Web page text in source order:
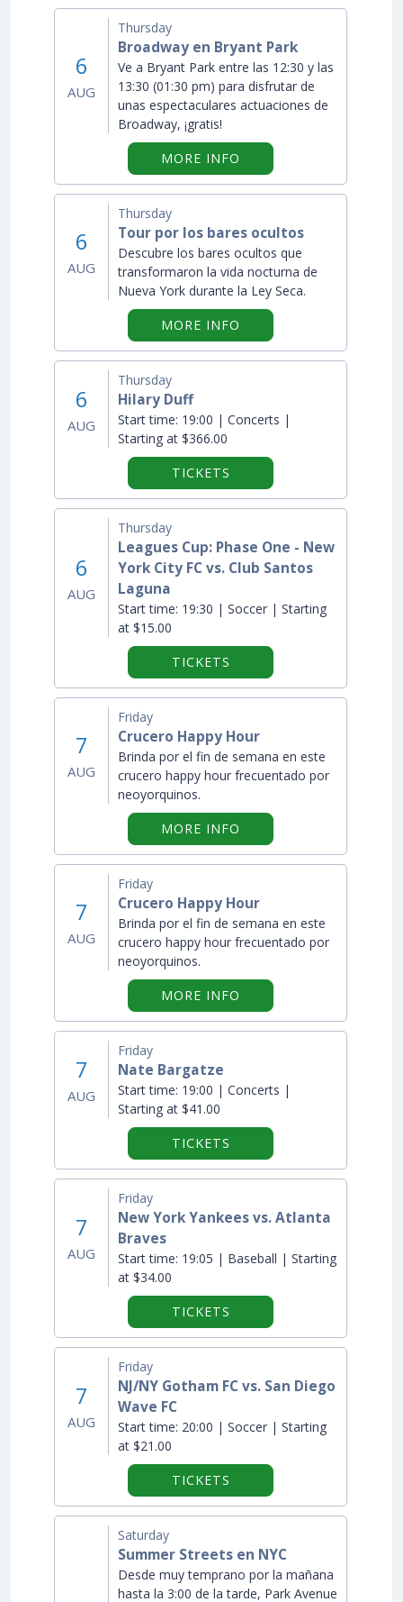
6
AUG
Thursday
Broadway en Bryant Park
Ve a Bryant Park entre las 12:30 y las
13:30 (01:30 pm) para disfrutar de
unas espectaculares actuaciones de
Broadway, ¡gratis!
MORE INFO
6
AUG
Thursday
Tour por los bares ocultos
Descubre los bares ocultos que
transformaron la vida nocturna de
Nueva York durante la Ley Seca.
MORE INFO
6
AUG
Thursday
Hilary Duff
Start time: 19:00 | Concerts |
Starting at $366.00
TICKETS
6
AUG
Thursday
Leagues Cup: Phase One - New
York City FC vs. Club Santos
Laguna
Start time: 19:30 | Soccer | Starting
at $15.00
TICKETS
7
AUG
Friday
Crucero Happy Hour
Brinda por el fin de semana en este
crucero happy hour frecuentado por
neoyorquinos.
MORE INFO
7
AUG
Friday
Crucero Happy Hour
Brinda por el fin de semana en este
crucero happy hour frecuentado por
neoyorquinos.
MORE INFO
7
AUG
Friday
Nate Bargatze
Start time: 19:00 | Concerts |
Starting at $41.00
TICKETS
7
AUG
Friday
New York Yankees vs. Atlanta
Braves
Start time: 19:05 | Baseball | Starting
at $34.00
TICKETS
7
AUG
Friday
NJ/NY Gotham FC vs. San Diego
Wave FC
Start time: 20:00 | Soccer | Starting
at $21.00
TICKETS
Saturday
Summer Streets en NYC
Desde muy temprano por la mañana
hasta la 3:00 de la tarde, Park Avenue